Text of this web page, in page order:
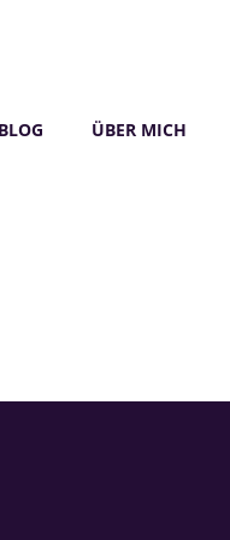
BLOG ÜBER MICH